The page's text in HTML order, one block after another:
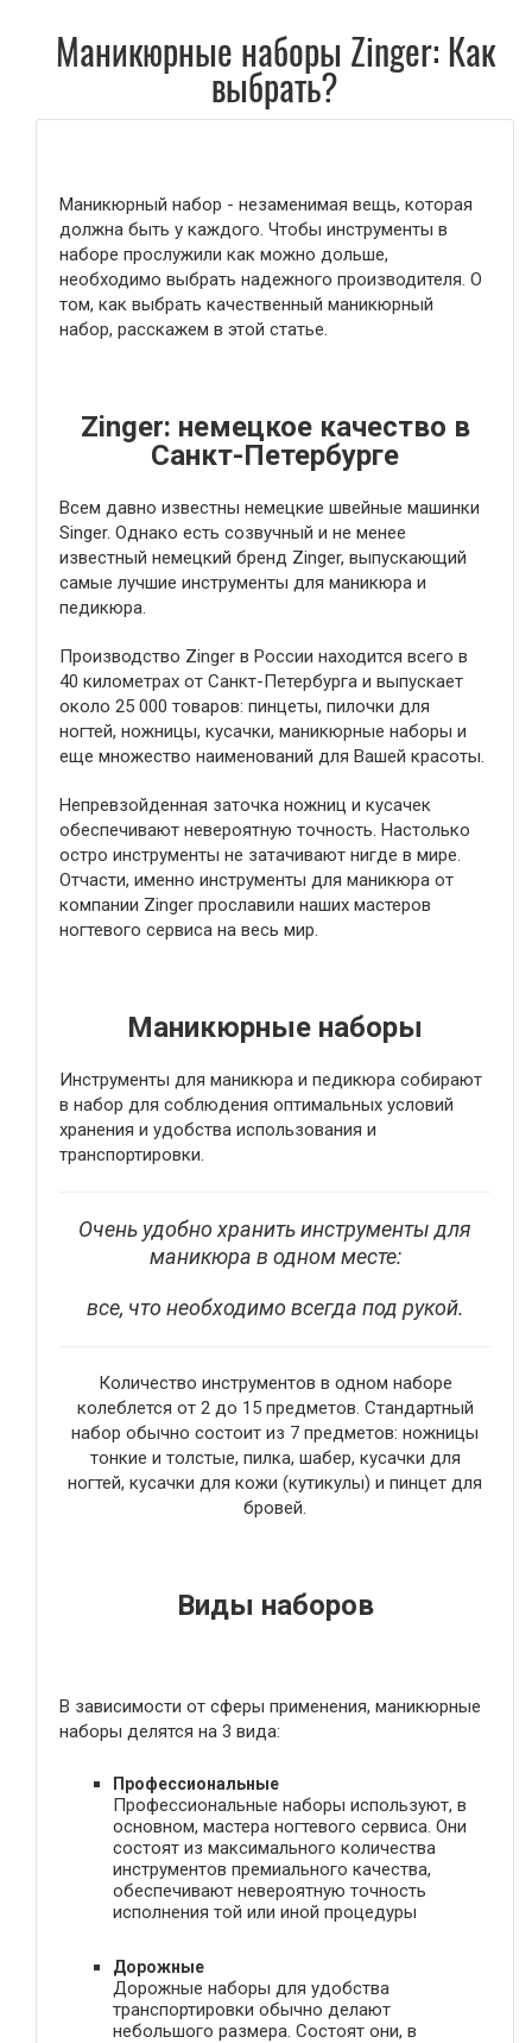
Маникюрные наборы Zinger: Как
выбрать?
Маникюрный набор - незаменимая вещь, которая
должна быть у каждого. Чтобы инструменты в
наборе прослужили как можно дольше,
необходимо выбрать надежного производителя. О
том, как выбрать качественный маникюрный
набор, расскажем в этой статье.
Zinger: немецкое качество в
Санкт-Петербурге
Всем давно известны немецкие швейные машинки
Singer. Однако есть созвучный и не менее
известный немецкий бренд Zinger, выпускающий
самые лучшие инструменты для маникюра и
педикюра.
Производство Zinger в России находится всего в
40 километрах от Санкт-Петербурга и выпускает
около 25 000 товаров: пинцеты, пилочки для
ногтей, ножницы, кусачки, маникюрные наборы и
еще множество наименований для Вашей красоты.
Непревзойденная заточка ножниц и кусачек
обеспечивают невероятную точность. Настолько
остро инструменты не затачивают нигде в мире.
Отчасти, именно инструменты для маникюра от
компании Zinger прославили наших мастеров
ногтевого сервиса на весь мир.
Маникюрные наборы
Инструменты для маникюра и педикюра собирают
в набор для соблюдения оптимальных условий
хранения и удобства использования и
транспортировки.
Очень удобно хранить инструменты для
маникюра в одном месте:
все, что необходимо всегда под рукой.
Количество инструментов в одном наборе
колеблется от 2 до 15 предметов. Стандартный
набор обычно состоит из 7 предметов: ножницы
тонкие и толстые, пилка, шабер, кусачки для
ногтей, кусачки для кожи (кутикулы) и пинцет для
бровей.
Виды наборов
В зависимости от сферы применения, маникюрные
наборы делятся на 3 вида:
Профессиональные
Профессиональные наборы используют, в
основном, мастера ногтевого сервиса. Они
состоят из максимального количества
инструментов премиального качества,
обеспечивают невероятную точность
исполнения той или иной процедуры
Дорожные
Дорожные наборы для удобства
транспортировки обычно делают
небольшого размера. Состоят они, в